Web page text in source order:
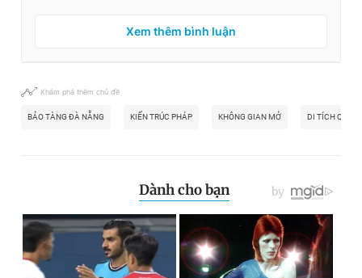
Xem thêm bình luận
Khám phá thêm chủ đề
BẢO TÀNG ĐÀ NẴNG KIẾN TRÚC PHÁP KHÔNG GIAN MỞ DI TÍCH QUỐC